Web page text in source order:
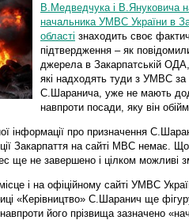
В.Медведчука і В.Януковича
начальника УМВС України в
області знаходить своє
підтвердження – як
джерела в Закарпатській
які надходять туди з УМВС за
С.Шаранича, уже не мають
навпроти посади, яку він
інформації про призначення
Закарпаття на сайті МВС немає.
ще не завершено і цілком можливі
і на офіційному сайті УМВС
«Керівництво» С.Шаранич ще
його прізвища зазначено